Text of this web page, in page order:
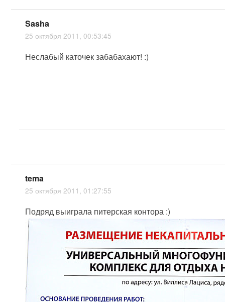
Sasha
25 октября 2011, 00:53:45
Неслабый каточек забабахают! :)
tema
25 октября 2011, 01:27:55
Подряд выиграла питерская контора :)